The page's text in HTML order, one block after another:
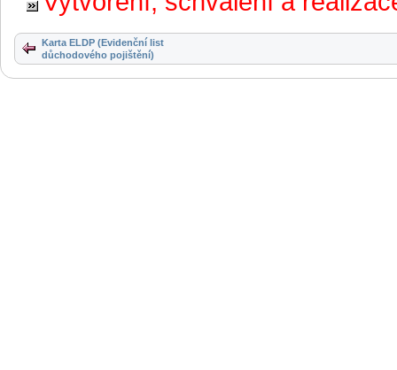
Karta ELDP (Evidenční list
důchodového pojištění)